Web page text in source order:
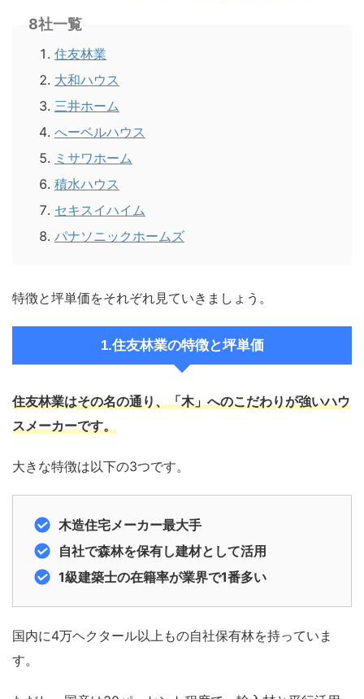
8社一覧
住友林業
大和ハウス
三井ホーム
へーベルハウス
ミサワホーム
積水ハウス
セキスイハイム
パナソニックホームズ
特徴と坪単価をそれぞれ見ていきましょう。
1.住友林業の特徴と坪単価
住友林業はその名の通り、「木」へのこだわりが強いハウ
スメーカーです。
大きな特徴は以下の3つです。
木造住宅メーカー最大手
自社で森林を保有し建材として活用
1級建築士の在籍率が業界で1番多い
国内に4万ヘクタール以上もの自社保有林を持っていま
す。